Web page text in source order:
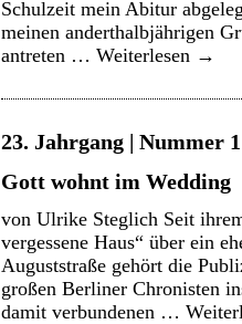
Schulzeit mein Abitur
meinen anderthalbjährigen
antreten … Weiterlesen →
23. Jahrgang | Nummer
Gott wohnt im Wedding
von Ulrike Steglich Seit
vergessene Haus“ über ein
Auguststraße gehört die
großen Berliner Chronisten
damit verbundenen …